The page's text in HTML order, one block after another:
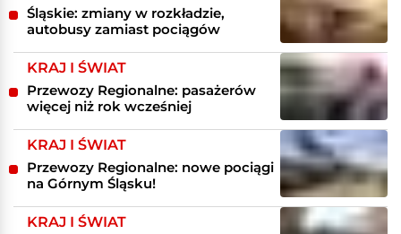
Śląskie: zmiany w rozkładzie,
autobusy zamiast pociągów
KRAJ I ŚWIAT
Przewozy Regionalne: pasażerów
więcej niż rok wcześniej
KRAJ I ŚWIAT
Przewozy Regionalne: nowe pociągi
na Górnym Śląsku!
KRAJ I ŚWIAT